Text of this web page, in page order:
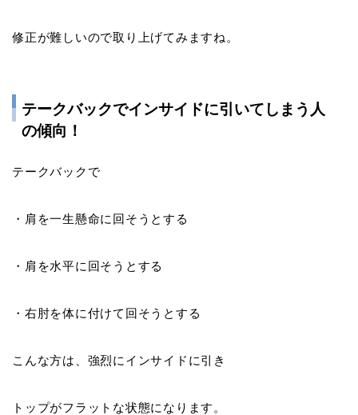
修正が難しいので取り上げてみますね。
テークバックでインサイドに引いてしまう人
の傾向！
テークバックで
・肩を一生懸命に回そうとする
・肩を水平に回そうとする
・右肘を体に付けて回そうとする
こんな方は、 強烈にインサイドに引き
トップがフラットな状態になります。